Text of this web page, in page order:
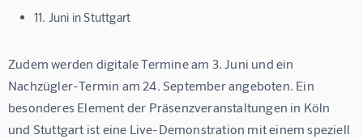
11. Juni in Stuttgart
Zudem werden digitale Termine am 3. Juni und ein
Nachzügler-Termin am 24. September angeboten. Ein
besonderes Element der Präsenzveranstaltungen in Köln
und Stuttgart ist eine Live-Demonstration mit einem speziell